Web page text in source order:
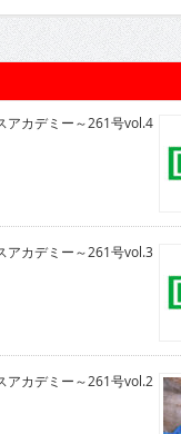
アカデミー～261号vol.4
アカデミー～261号vol.3
アカデミー～261号vol.2